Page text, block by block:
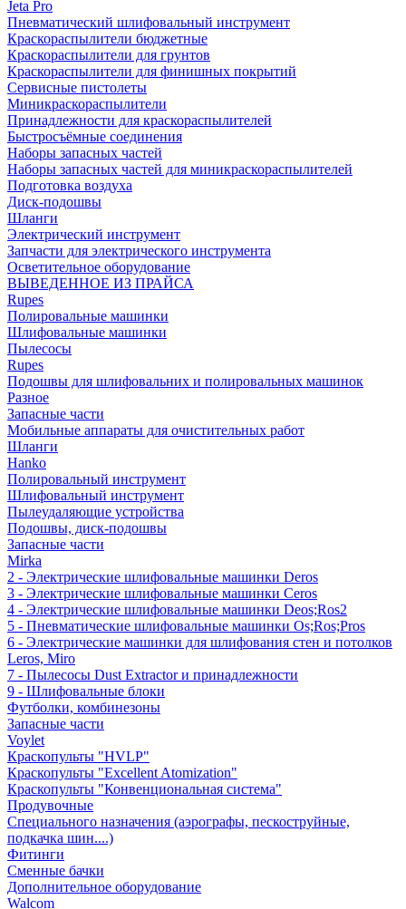
Jeta Pro
Пневматический шлифовальный инструмент
Краскораспылители бюджетные
Краскораспылители для грунтов
Краскораспылители для финишных покрытий
Сервисные пистолеты
Миникраскораспылители
Принадлежности для краскораспылителей
Быстросъёмные соединения
Наборы запасных частей
Наборы запасных частей для миникраскораспылителей
Подготовка воздуха
Диск-подошвы
Шланги
Электрический инструмент
Запчасти для электрического инструмента
Осветительное оборудование
ВЫВЕДЕННОЕ ИЗ ПРАЙСА
Rupes
Полировальные машинки
Шлифовальные машинки
Пылесосы
Rupes
Подошвы для шлифовальних и полировальных машинок
Разное
Запасные части
Мобильные аппараты для очистительных работ
Шланги
Hanko
Полировальный инструмент
Шлифовальный инструмент
Пылеудаляющие устройства
Подошвы, диск-подошвы
Запасные части
Mirka
2 - Электрические шлифовальные машинки Deros
3 - Электрические шлифовальные машинки Ceros
4 - Электрические шлифовальные машинки Deos;Ros2
5 - Пневматические шлифовальные машинки Os;Ros;Pros
6 - Электрические машинки для шлифования стен и потолков
Leros, Miro
7 - Пылесосы Dust Extractor и принадлежности
9 - Шлифовальные блоки
Футболки, комбинезоны
Запасные части
Voylet
Краскопульты "HVLP"
Краскопульты "Excellent Atomization"
Краскопульты "Конвенциональная система"
Продувочные
Специального назначения (аэрографы, пескоструйные,
подкачка шин....)
Фитинги
Сменные бачки
Дополнительное оборудование
Walcom